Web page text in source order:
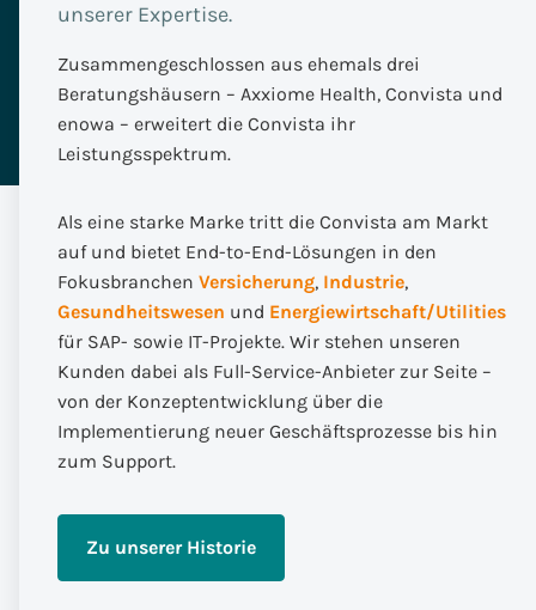
unserer Expertise.
Zusammengeschlossen aus ehemals drei
Beratungshäusern – Axxiome Health, Convista und
enowa – erweitert die Convista ihr
Leistungsspektrum.
Als eine starke Marke tritt die Convista am Markt
auf und bietet End-to-End-Lösungen in den
Fokusbranchen Versicherung, Industrie,
Gesundheitswesen und Energiewirtschaft/Utilities
für SAP- sowie IT-Projekte. Wir stehen unseren
Kunden dabei als Full-Service-Anbieter zur Seite –
von der Konzeptentwicklung über die
Implementierung neuer Geschäftsprozesse bis hin
zum Support.
Zu unserer Historie